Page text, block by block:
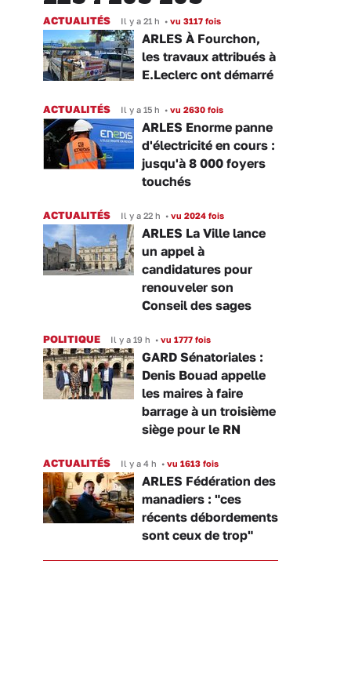
ACTUALITÉS Il y a 21 h • vu 3117 fois
ARLES À Fourchon,
les travaux attribués à
E.Leclerc ont démarré
ACTUALITÉS Il y a 15 h • vu 2630 fois
ARLES Enorme panne
d'électricité en cours :
jusqu'à 8 000 foyers
touchés
ACTUALITÉS Il y a 22 h • vu 2024 fois
ARLES La Ville lance
un appel à
candidatures pour
renouveler son
Conseil des sages
POLITIQUE Il y a 19 h • vu 1777 fois
GARD Sénatoriales :
Denis Bouad appelle
les maires à faire
barrage à un troisième
siège pour le RN
ACTUALITÉS Il y a 4 h • vu 1613 fois
ARLES Fédération des
manadiers : "ces
récents débordements
sont ceux de trop"